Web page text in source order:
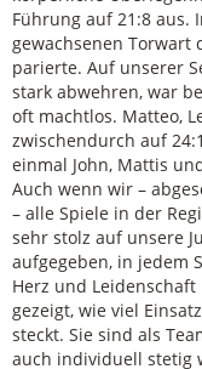
Führung auf 21:8 aus.
gewachsenen Torwart
parierte. Auf unserer
stark abwehren, war
oft machtlos. Matteo,
zwischendurch auf
einmal John, Mattis
Auch wenn wir –
– alle Spiele in der
sehr stolz auf unsere
aufgegeben, in jedem
Herz und
gezeigt, wie viel
steckt. Sie sind als
auch individuell stetig